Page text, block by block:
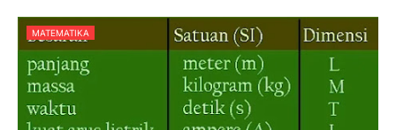
MATEMATIKA